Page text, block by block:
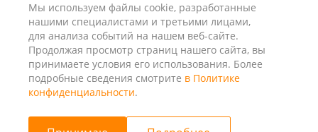
Мы используем файлы cookie, разработанные
нашими специалистами и третьими лицами,
для анализа событий на нашем веб-сайте.
Продолжая просмотр страниц нашего сайта, вы
принимаете условия его использования. Более
подробные сведения смотрите в Политике
конфиденциальности.